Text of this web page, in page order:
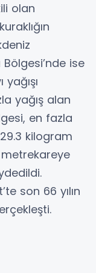
olan
ise
yağış alan
en fazla
kilogram
metrekareye
son 66 yılın